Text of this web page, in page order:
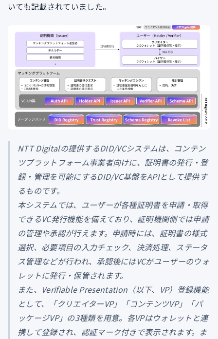
いても記載されていました。
NTT Digitalの提供するDID/VCシステムは、コンテン
ツプラットフォーム事業者向けに、証明書の発行・登
録・管理を可能にするDID/VC基盤をAPIとして提供す
るものです。
本システムでは、ユーザーが各種証明書を申請・取得
できるVC発行機能を備えており、証明機関側では申請
の管理や承認が行えます。申請時には、証明書の様式
選択、必要項目の入力チェック、決済処理、ステータ
ス管理などが行われ、承認後にはVCがユーザーのウォ
レットに発行・保管されます。
また、Verifiable Presentation（以下、VP）登録機能
として、「クリエイターVP」「コンテンツVP」「パ
ッケージVP」の3種類を用意。各VPはウォレットと連
携して登録され、認証マーク付きで表示されます。ま